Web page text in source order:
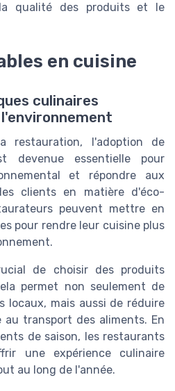
qualité des produits et le
en cuisine
culinaires
restauration, l'adoption de
devenue essentielle pour
et répondre aux
clients en matière d'éco-
peuvent mettre en
pour rendre leur cuisine plus
de choisir des produits
permet non seulement de
locaux, mais aussi de réduire
au transport des aliments. En
de saison, les restaurants
une expérience culinaire
au long de l'année.